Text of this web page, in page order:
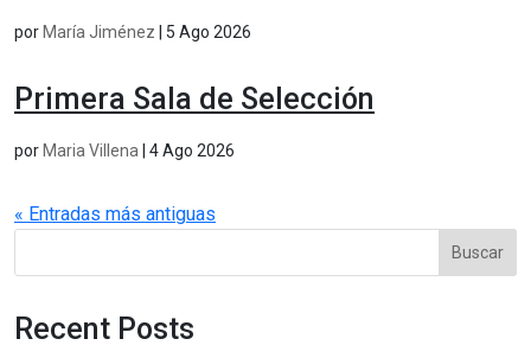
por María Jiménez 5 Ago 2026
Primera Sala de Selección
por Maria Villena 4 Ago 2026
« Entradas más antiguas
Buscar
Recent Posts